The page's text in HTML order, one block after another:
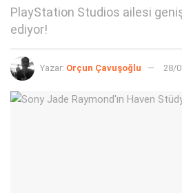
PlayStation Studios ailesi
ediyor!
Yazar: Orçun Çavuşoğlu 28/